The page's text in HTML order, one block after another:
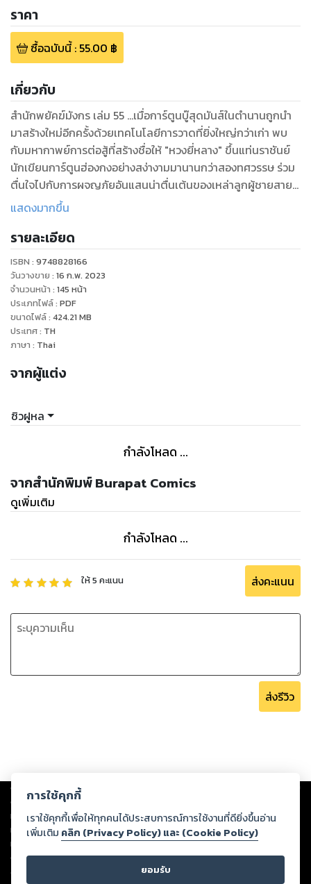
ราคา
ซื้อฉบับนี้: 55.00 ฿
เกี่ยวกับ
สำนักพยัคฆ์มังกร เล่ม 55 ...เมื่อการ์ตูนบู๊สุดมันส์ในตำนานถูกนำ
มาสร้างใหม่อีกครั้งด้วยเทคโนโลยีการวาดที่ยิ่งใหญ่กว่าเก่า พบ
กับมหากาพย์การต่อสู้ที่สร้างชื่อให้ "หวงยี่หลาง" ขึ้นแท่นราชันย์
นักเขียนการ์ตูนฮ่องกงอย่างสง่างามมานานกว่าสองทศวรรษ ร่วม
ตื่นใจไปกับการผจญภัยอันแสนน่าตื่นเต้นของเหล่าลูกผู้ชายสาย
เลือดพยัคฆ์มังกรได้แล้ววันนี้!
แสดงมากขึ้น
รายละเอียด
ISBN : 9748828166
วันวางขาย : 16 ก.พ. 2023
จำนวนหน้า : 145 หน้า
ประเภทไฟล์: PDF
ขนาดไฟล์: 424.21 MB
ประเทศ: TH
ภาษา : Thai
จากผู้แต่ง
ซิวฝูหล
กำลังโหลด ...
จากสำนักพิมพ์ Burapat Comics
ดูเพิ่มเติม
กำลังโหลด ...
ให้5 คะแนน ส่งคะแนน
ส่งรีวิว
Copyright © 2026
ต่อผลงานหรือเนื้อหาใดที่อัปโหลดผ่านเว็บไซต์และปรากฏว่าละเมิดสิทธิใน
ทรัพย์สินทางปัญญาของบุคคลอื่นหรือขัดต่อกฎหมายและศีลธรรม ดังนั้น ผู้อ่าน
ทุกท่านโปรดใช้วิจารณญาณในการกลั่นกรองด้วยตนเอง และหากท่านพบว่าส่วน
หนึ่งส่วนใดขัดต่อกฎหมายและศีลธรรม กรุณาแจ้งมายังบริษัท เพื่อทีมงานจะได้
ดำเนินการในทันที ทั้งนี้ ทางสตอรี่ล็อกขอสงวนลิขสิทธิ์ตามพระราชบัญญัติ
ลิขสิทธิ์ พ.ศ. 2537 (ฉบับล่าสุด)
การใช้คุกกี้
เราใช้คุกกี้เพื่อให้ทุกคนได้ประสบการณ์การใช้งานที่ดียิ่งขึ้นอ่าน
เพิ่มเติม คลิก (Privacy Policy) และ (Cookie Policy)
ยอมรับ